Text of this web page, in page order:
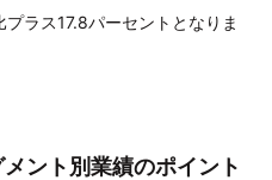
ラス17.8パーセントとなりま
ント別業績のポイント